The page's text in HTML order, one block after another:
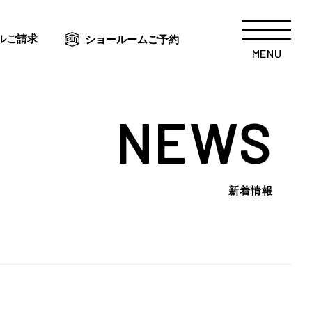
ご請求 ショールームご予約
MENU
NEWS
新着情報